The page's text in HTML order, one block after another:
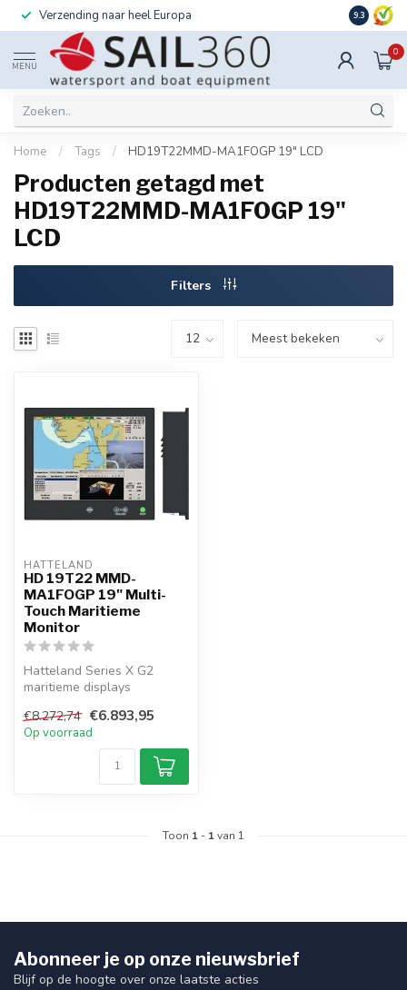
Verzending naar heel Europa Ook
9.3
MENU
0
Home / Tags / HD19T22MMD-MA1FOGP 19" LCD
Producten getagd met
HD19T22MMD-MA1FOGP 19"
LCD
Filters
HATTELAND
HD 19T22 MMD-
MA1FOGP 19" Multi-
Touch Maritieme
Monitor
Hatteland Series X G2
maritieme displays
bediening, SXGA-...
€8.272,74 €6.893,95
Op voorraad
Toon 1 - 1van 1
Abonneer je op onze nieuwsbrief
Blijf op de hoogte over onze laatste acties